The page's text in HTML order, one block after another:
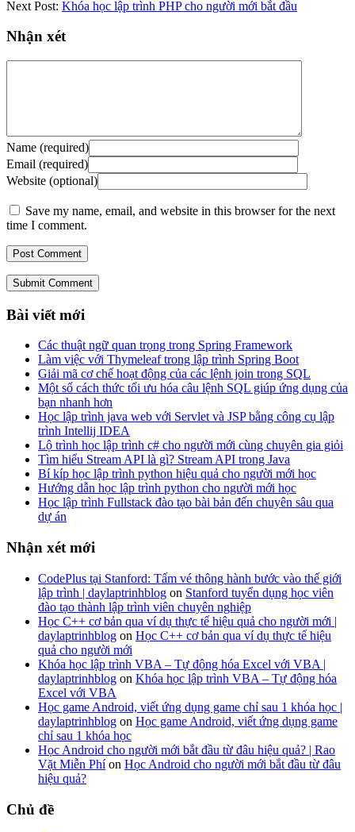
Next Post: Khóa học lập trình PHP cho người mới bắt đầu
Nhận xét
Name (required)
Email (required)
Website (optional)
Save my name, email, and website in this browser for the next
time I comment.
Submit Comment
Bài viết mới
Các thuật ngữ quan trọng trong Spring Framework
Làm việc với Thymeleaf trong lập trình Spring Boot
Giải mã cơ chế hoạt động của các lệnh join trong SQL
Một số cách thức tối ưu hóa câu lệnh SQL giúp ứng dụng của
bạn nhanh hơn
Học lập trình java web với Servlet và JSP bằng công cụ lập
trình Intellij IDEA
Lộ trình học lập trình c# cho người mới cùng chuyên gia giỏi
Tìm hiểu Stream API là gì? Stream API trong Java
Bí kíp học lập trình python hiệu quả cho người mới học
Hướng dẫn học lập trình python cho người mới học
Học lập trình Fullstack đào tạo bài bản đến chuyên sâu qua
dự án
Nhận xét mới
CodePlus tại Stanford: Tấm vé thông hành bước vào thế giới
lập trình | daylaptrinhblog on Stanford tuyển dụng học viên
đào tạo thành lập trình viên chuyên nghiệp
Học C++ cơ bản qua ví dụ thực tế hiệu quả cho người mới |
daylaptrinhblog on Học C++ cơ bản qua ví dụ thực tế hiệu
quả cho người mới
Khóa học lập trình VBA – Tự động hóa Excel với VBA |
daylaptrinhblog on Khóa học lập trình VBA – Tự động hóa
Excel với VBA
Học game Android, viết ứng dụng game chỉ sau 1 khóa học |
daylaptrinhblog on Học game Android, viết ứng dụng game
chỉ sau 1 khóa học
Học Android cho người mới bắt đầu từ đâu hiệu quả? | Rao
Vặt Miễn Phíon Học Android cho người mới bắt đầu từ đâu
hiệu quả?
Chủ đề